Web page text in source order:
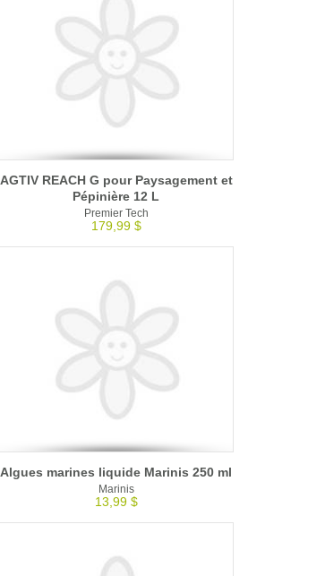
AGTIV REACH G pour Paysagement et
Pépinière 12 L
Premier Tech
179,99 $
Algues marines liquide Marinis 250 ml
Marinis
13,99 $